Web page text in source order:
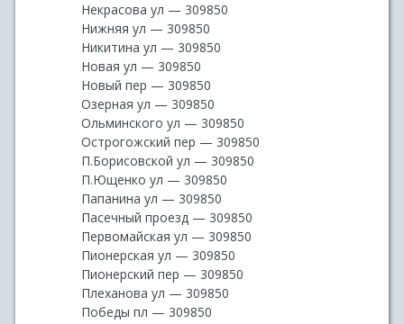
Некрасова ул — 309850
Нижняя ул — 309850
Никитина ул — 309850
Новая ул — 309850
Новый пер — 309850
Озерная ул — 309850
Ольминского ул — 309850
Острогожский пер — 309850
П.Борисовской ул — 309850
П.Ющенко ул — 309850
Папанина ул — 309850
Пасечный проезд — 309850
Первомайская ул — 309850
Пионерская ул — 309850
Пионерский пер — 309850
Плеханова ул — 309850
Победы пл — 309850